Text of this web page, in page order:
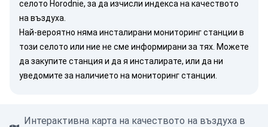
селото Horodnie, за да изчисли индекса на качеството
на въздуха.
Най-вероятно няма инсталирани мониторинг станции в
този селото или ние не сме информирани за тях. Можете
да закупите станция и да я инсталирате, или да ни
уведомите за наличието на мониторинг станции.
Интерактивна карта на качеството на въздуха в